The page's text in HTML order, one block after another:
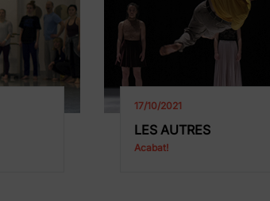
17/10/2021
LES AUTRES
Acabat!